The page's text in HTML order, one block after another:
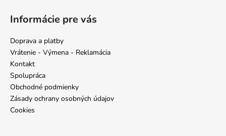
Informácie pre vás
Doprava a platby
Vrátenie - Výmena - Reklamácia
Kontakt
Spolupráca
Obchodné podmienky
Zásady ochrany osobných údajov
Cookies